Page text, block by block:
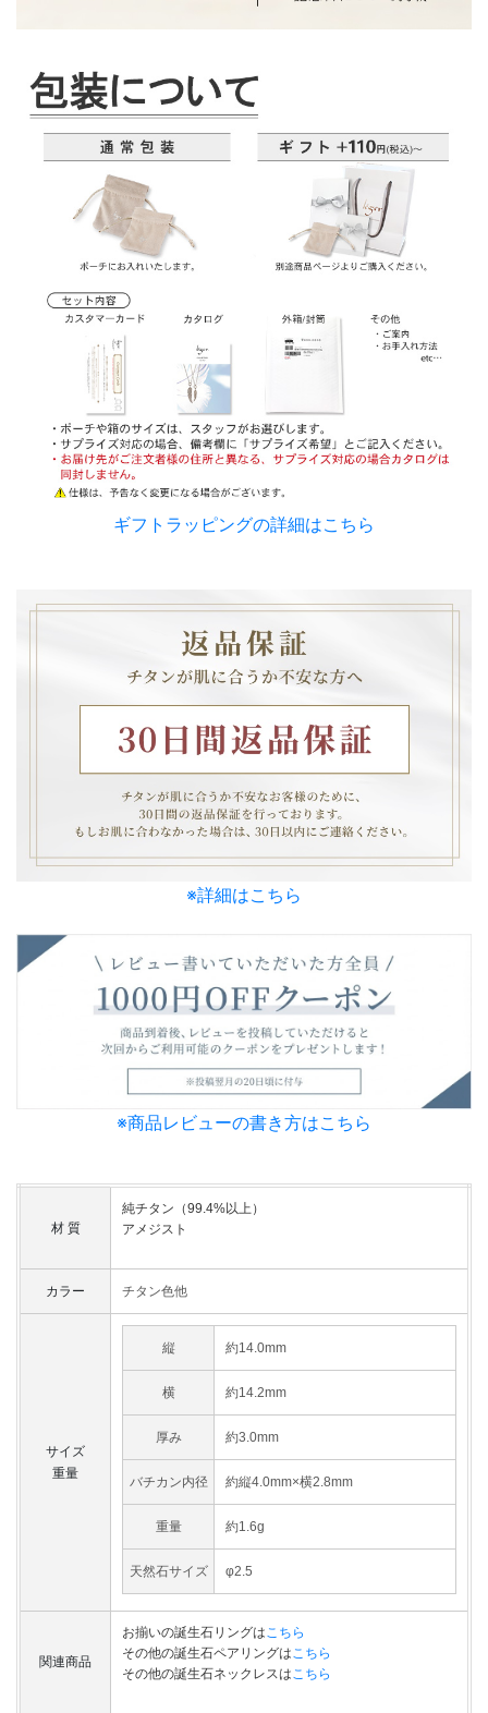
ギフトラッピングの詳細はこちら
※詳細はこちら
※商品レビューの書き方はこちら
材 質
純チタン（99.4%以上）
アメジスト
カラー チタン色他
サイズ
重量
縦 約14.0mm
横 約14.2mm
厚み 約3.0mm
バチカン内径 約縦4.0mm×横2.8mm
重量 約1.6g
天然石サイズ φ2.5
関連商品
お揃いの誕生石リングは こちら
その他の誕生石ペアリングは こちら
その他の誕生石ネックレスは こちら